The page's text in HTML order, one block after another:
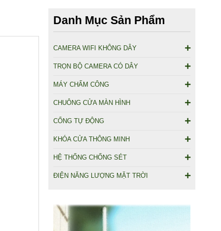
Danh Mục Sản Phẩm
CAMERA WIFI KHÔNG DÂY
TRỌN BỘ CAMERA CÓ DÂY
MÁY CHẤM CÔNG
CHUÔNG CỬA MÀN HÌNH
CỔNG TỰ ĐỘNG
KHÓA CỬA THÔNG MINH
HỆ THỐNG CHỐNG SÉT
ĐIỆN NĂNG LƯỢNG MẶT TRỜI